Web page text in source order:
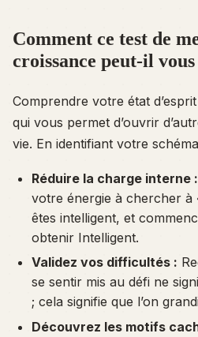
Comment ce test de
croissance peut-il
Comprendre votre état
qui vous permet d’ouvrir
vie. En identifiant votre
Réduire la charge interne :
votre énergie à chercher
êtes intelligent, et
obtenir Intelligent.
Validez vos difficultés :
se sentir mis au défi ne
; cela signifie que l’on
Découvrez les motifs